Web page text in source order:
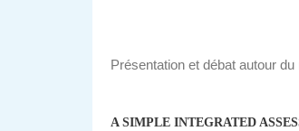
Présentation et débat autour
A SIMPLE INTEGRATED